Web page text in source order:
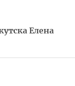
Елена